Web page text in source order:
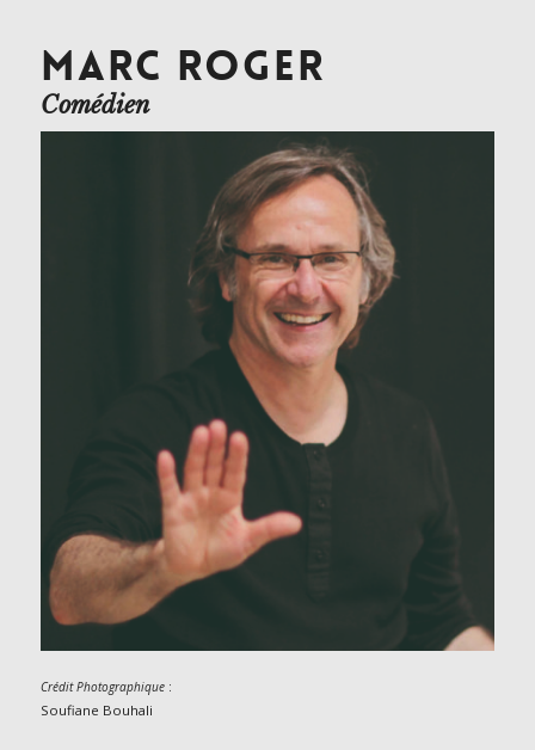
MARC ROGER
Comédien
Crédit Photographique:
Soufiane Bouhali